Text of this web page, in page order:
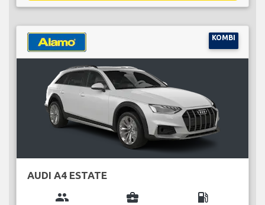
KOMBI
AUDI A4 ESTATE
group business_center local_gas_station